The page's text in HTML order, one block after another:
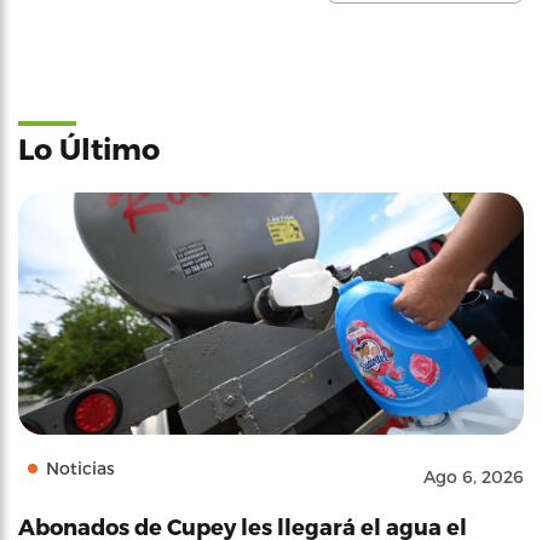
Lo Último
Noticias Ago 6, 2026
Abonados de Cupey les llegará el agua el